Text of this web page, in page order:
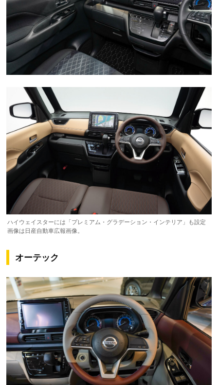
ハイウェイスターには「プレミアム・グラデーション・インテリア」も設定
画像は日産自動車広報画像。
オーテック